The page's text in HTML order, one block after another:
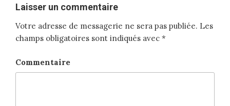
Laisser un commentaire
Votre adresse de messagerie ne sera pas publiée. Les
champs obligatoires sont indiqués avec *
Commentaire